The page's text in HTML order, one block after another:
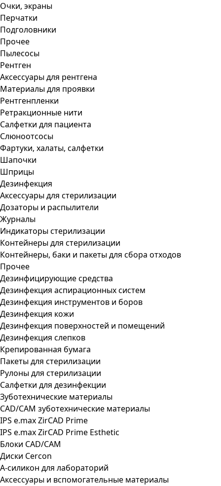
Очки, экраны
Перчатки
Подголовники
Прочее
Пылесосы
Рентген
Аксессуары для рентгена
Материалы для проявки
Рентгенпленки
Ретракционные нити
Салфетки для пациента
Слюноотсосы
Фартуки, халаты, салфетки
Шапочки
Шприцы
Дезинфекция
Аксессуары для стерилизации
Дозаторы и распылители
Журналы
Индикаторы стерилизации
Контейнеры для стерилизации
Контейнеры, баки и пакеты для сбора отходов
Прочее
Дезинфицирующие средства
Дезинфекция аспирационных систем
Дезинфекция инструментов и боров
Дезинфекция кожи
Дезинфекция поверхностей и помещений
Дезинфекция слепков
Крепированная бумага
Пакеты для стерилизации
Рулоны для стерилизации
Салфетки для дезинфекции
Зуботехнические материалы
CAD/CAM зуботехнические материалы
IPS e.max ZirCAD Prime
IPS e.max ZirCAD Prime Esthetic
Блоки CAD/CAM
Диски Cercon
А-силикон для лабораторий
Аксессуары и вспомогательные материалы